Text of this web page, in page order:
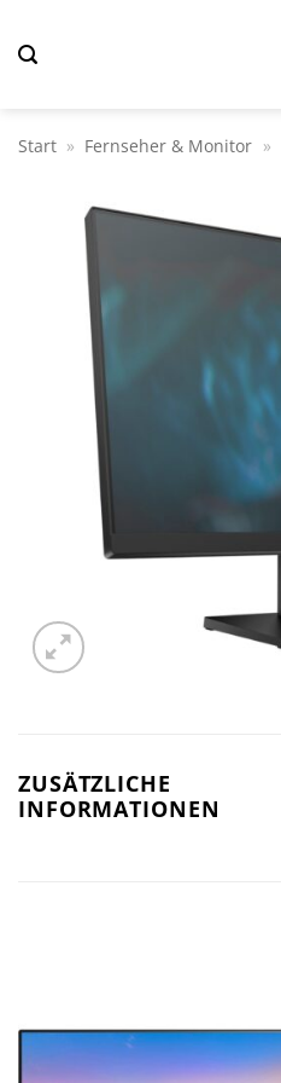
Inhalt
Start » Fernseher & Monitor »
ZUSÄTZLICHE
INFORMATIONEN